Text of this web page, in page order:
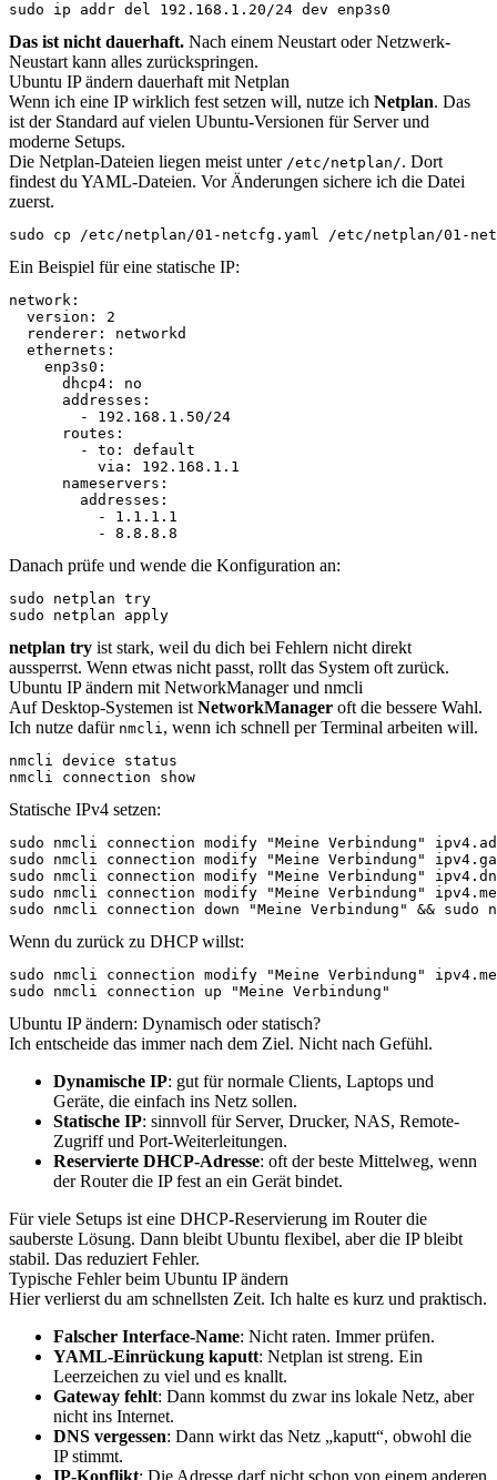
sudo ip addr del 192.168.1.20/24 dev enp3s0
Das ist nicht dauerhaft. Nach einem Neustart oder Netzwerk-
Neustart kann alles zurückspringen.
Ubuntu IP ändern dauerhaft mit Netplan
Wenn ich eine IP wirklich fest setzen will, nutze ich Netplan. Das
ist der Standard auf vielen Ubuntu-Versionen für Server und
moderne Setups.
Die Netplan-Dateien liegen meist unter /etc/netplan/. Dort
findest du YAML-Dateien. Vor Änderungen sichere ich die Datei
zuerst.
sudo cp /etc/netplan/01-netcfg.yaml /etc/netplan/01-
Ein Beispiel für eine statische IP:
network:
  version: 2
  renderer: networkd
  ethernets:
    enp3s0:
      dhcp4: no
      addresses:
        - 192.168.1.50/24
      routes:
        - to: default
          via: 192.168.1.1
      nameservers:
        addresses:
          - 1.1.1.1
          - 8.8.8.8
Danach prüfe und wende die Konfiguration an:
sudo netplan try
sudo netplan apply
netplan try ist stark, weil du dich bei Fehlern nicht direkt
aussperrst. Wenn etwas nicht passt, rollt das System oft zurück.
Ubuntu IP ändern mit NetworkManager und nmcli
Auf Desktop-Systemen ist NetworkManager oft die bessere Wahl.
Ich nutze dafür nmcli, wenn ich schnell per Terminal arbeiten will.
nmcli device status
nmcli connection show
Statische IPv4 setzen:
sudo nmcli connection modify "Meine Verbindung"
sudo nmcli connection modify "Meine Verbindung"
sudo nmcli connection modify "Meine Verbindung"
sudo nmcli connection modify "Meine Verbindung"
sudo nmcli connection down "Meine Verbindung" &&
Wenn du zurück zu DHCP willst:
sudo nmcli connection modify "Meine Verbindung"
sudo nmcli connection up "Meine Verbindung"
Ubuntu IP ändern: Dynamisch oder statisch?
Ich entscheide das immer nach dem Ziel. Nicht nach Gefühl.
Dynamische IP: gut für normale Clients, Laptops und
Geräte, die einfach ins Netz sollen.
Statische IP: sinnvoll für Server, Drucker, NAS, Remote-
Zugriff und Port-Weiterleitungen.
Reservierte DHCP-Adresse: oft der beste Mittelweg, wenn
der Router die IP fest an ein Gerät bindet.
Für viele Setups ist eine DHCP-Reservierung im Router die
sauberste Lösung. Dann bleibt Ubuntu flexibel, aber die IP bleibt
stabil. Das reduziert Fehler.
Typische Fehler beim Ubuntu IP ändern
Hier verlierst du am schnellsten Zeit. Ich halte es kurz und praktisch.
Falscher Interface-Name: Nicht raten. Immer prüfen.
YAML-Einrückung kaputt: Netplan ist streng. Ein
Leerzeichen zu viel und es knallt.
Gateway fehlt: Dann kommst du zwar ins lokale Netz, aber
nicht ins Internet.
DNS vergessen: Dann wirkt das Netz „kaputt“, obwohl die
IP stimmt.
IP-Konflikt: Die Adresse darf nicht schon von einem anderen